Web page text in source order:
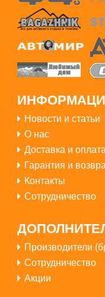
Новости и статьи
О нас
Доставка и оплата
Гарантия и
Контакты
Сотрудничество
Производители
Сотрудничество
Акции